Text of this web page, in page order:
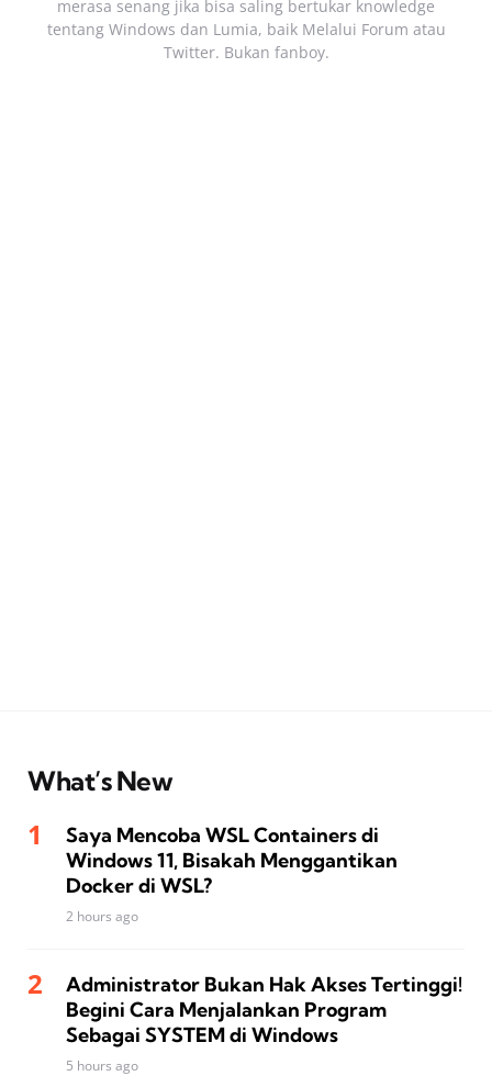
merasa senang jika bisa saling bertukar knowledge
tentang Windows dan Lumia, baik Melalui Forum atau
Twitter. Bukan fanboy.
What’s New
Saya Mencoba WSL Containers di
Windows 11, Bisakah Menggantikan
Docker di WSL?
2 hours ago
Administrator Bukan Hak Akses Tertinggi!
Begini Cara Menjalankan Program
Sebagai SYSTEM di Windows
5 hours ago